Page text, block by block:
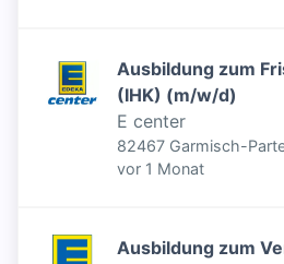
Ausbildung zum
(IHK) (m/w/d)
E center
82467 Garmisch-
Deutschland
Veröffentlicht
vor 1 Monat
Ausbildung zum